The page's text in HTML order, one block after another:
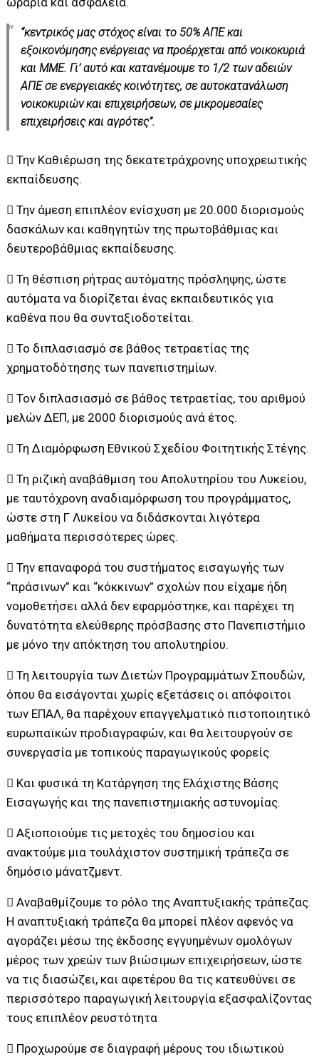
“κεντρικός μας στόχος είναι το 50% ΑΠΕ και
εξοικονόμησης ενέργειας να προέρχεται από νοικοκυριά
και ΜΜΕ. Γι’ αυτό και κατανέμουμε το 1/2 των αδειών
ΑΠΕ σε ενεργειακές κοινότητες, σε αυτοκατανάλωση
νοικοκυριών και επιχειρήσεων, σε μικρομεσαίες
επιχειρήσεις και αγρότες”.
 Την Καθιέρωση της δεκατετράχρονης υποχρεωτικής
εκπαίδευσης.
 Την άμεση επιπλέον ενίσχυση με 20.000 διορισμούς
δασκάλων και καθηγητών της πρωτοβάθμιας και
δευτεροβάθμιας εκπαίδευσης.
 Τη θέσπιση ρήτρας αυτόματης πρόσληψης, ώστε
αυτόματα να διορίζεται ένας εκπαιδευτικός για
καθένα που θα συνταξιοδοτείται.
 Το διπλασιασμό σε βάθος τετραετίας της
χρηματοδότησης των πανεπιστημίων.
 Τον διπλασιασμό σε βάθος τετραετίας, του αριθμού
μελών ΔΕΠ, με 2000 διορισμούς ανά έτος.
 Τη Διαμόρφωση Εθνικού Σχεδίου Φοιτητικής Στέγης.
 Τη ριζική αναβάθμιση του Απολυτηρίου του Λυκείου,
με ταυτόχρονη αναδιαμόρφωση του προγράμματος,
ώστε στη Γ Λυκείου να διδάσκονται λιγότερα
μαθήματα περισσότερες ώρες.
 Την επαναφορά του συστήματος εισαγωγής των
“πράσινων” και “κόκκινων” σχολών που είχαμε ήδη
νομοθετήσει αλλά δεν εφαρμόστηκε, και παρέχει τη
δυνατότητα ελεύθερης πρόσβασης στο Πανεπιστήμιο
με μόνο την απόκτηση του απολυτηρίου.
 Τη λειτουργία των Διετών Προγραμμάτων Σπουδών,
όπου θα εισάγονται χωρίς εξετάσεις οι απόφοιτοι
των ΕΠΑΛ, θα παρέχουν επαγγελματικό πιστοποιητικό
ευρωπαϊκών προδιαγραφών, και θα λειτουργούν σε
συνεργασία με τοπικούς παραγωγικούς φορείς.
 Και φυσικά τη Κατάργηση της Ελάχιστης Βάσης
Εισαγωγής και της πανεπιστημιακής αστυνομίας.
 Αξιοποιούμε τις μετοχές του δημοσίου και
ανακτούμε μια τουλάχιστον συστημική τράπεζα σε
δημόσιο μάνατζμεντ.
 Αναβαθμίζουμε το ρόλο της Αναπτυξιακής τράπεζας.
Η αναπτυξιακή τράπεζα θα μπορεί πλέον αφενός να
αγοράζει μέσω της έκδοσης εγγυημένων ομολόγων
μέρος των χρεών των βιώσιμων επιχειρήσεων, ώστε
να τις διασώζει, και αφετέρου θα τις κατευθύνει σε
περισσότερο παραγωγική λειτουργία εξασφαλίζοντας
τους επιπλέον ρευστότητα
 Προχωρούμε σε διαγραφή μέρους του ιδιωτικού